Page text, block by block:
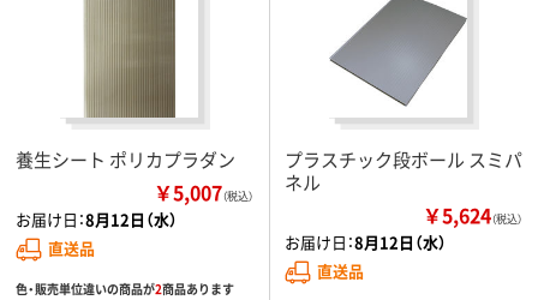
養生シート ポリカプラダン
￥5,007（税込）
お届け日：8月12日（水）
直送品
色・販売単位違いの商品が2商品あります
プラスチック段ボール スミパ
ネル
￥5,624（税込）
お届け日：8月12日（水）
直送品